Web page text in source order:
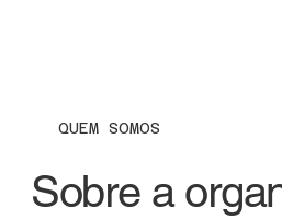
QUEM SOMOS
Sobre a